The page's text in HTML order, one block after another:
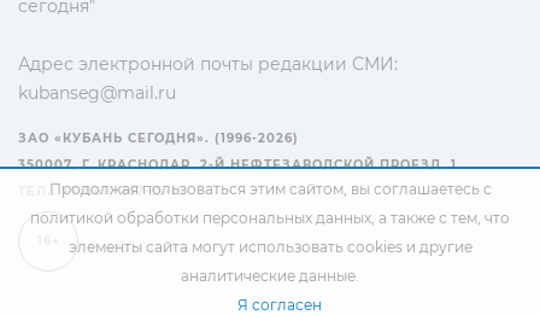
сегодня"
Адрес электронной почты редакции СМИ:
kubanseg@mail.ru
ЗАО «КУБАНЬ СЕГОДНЯ». (1996-2026)
350007, Г. КРАСНОДАР, 2-Й НЕФТЕЗАВОДСКОЙ ПРОЕЗД, 1
ТЕЛ.: +7(861) 267-15-15
Продолжая пользоваться этим сайтом, вы соглашаетесь с
политикой обработки персональных данных, а также с тем, что
элементы сайта могут использовать cookies и другие
аналитические данные.
Я согласен